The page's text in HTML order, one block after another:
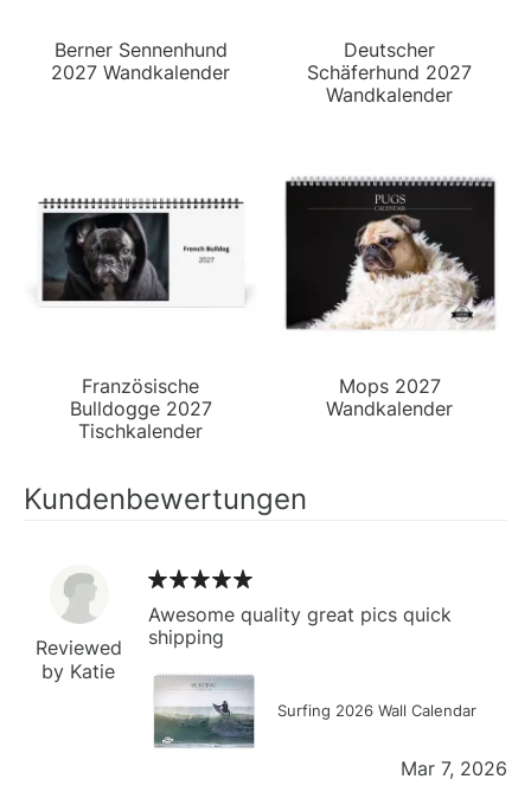
Berner Sennenhund
2027 Wandkalender
Deutscher
Schäferhund 2027
Wandkalender
Französische
Bulldogge 2027
Tischkalender
Mops 2027
Wandkalender
Kundenbewertungen
Reviewed
by Katie
Awesome quality great pics quick
shipping
Surfing 2026 Wall Calendar
Mar 7, 2026